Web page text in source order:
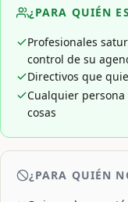
¿PARA QUIÉN
Profesionales
control de su
Directivos que
Cualquier
cosas
¿PARA QUIÉN